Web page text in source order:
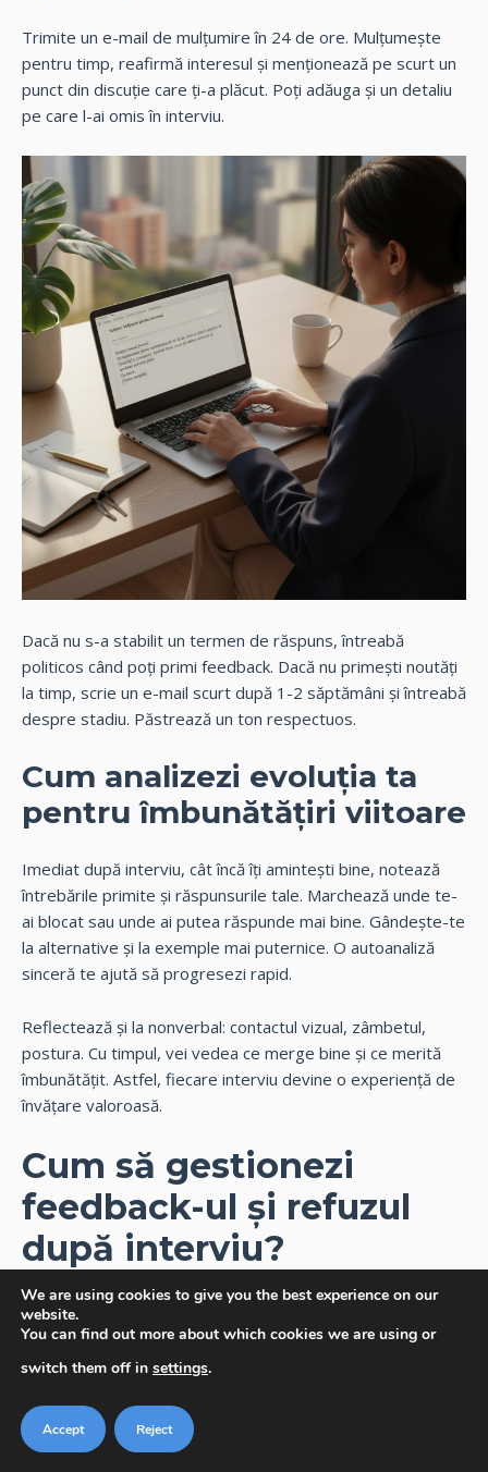
Trimite un e-mail de mulțumire în 24 de ore. Mulțumește
pentru timp, reafirmă interesul și menționează pe scurt un
punct din discuție care ți-a plăcut. Poți adăuga și un detaliu
pe care l-ai omis în interviu.
Dacă nu s-a stabilit un termen de răspuns, întreabă
politicos când poți primi feedback. Dacă nu primești noutăți
la timp, scrie un e-mail scurt după 1-2 săptămâni și întreabă
despre stadiu. Păstrează un ton respectuos.
Cum analizezi evoluția ta
pentru îmbunătățiri viitoare
Imediat după interviu, cât încă îți amintești bine, notează
întrebările primite și răspunsurile tale. Marchează unde te-
ai blocat sau unde ai putea răspunde mai bine. Gândește-te
la alternative și la exemple mai puternice. O autoanaliză
sinceră te ajută să progresezi rapid.
Reflectează și la nonverbal: contactul vizual, zâmbetul,
postura. Cu timpul, vei vedea ce merge bine și ce merită
îmbunătățit. Astfel, fiecare interviu devine o experiență de
învățare valoroasă.
Cum să gestionezi
feedback-ul și refuzul
după interviu?
Chiar dacă te pregătești bine, nu vei primi fiecare ofertă. E
normal pe piața muncii. Contează cum gestionezi feedback-
ul și un eventual refuz. O atitudine constructivă arată
Fiecare experiență, chiar și una în care nu ai reușit, te poate
We are using cookies to give you the best experience on our
website.
You can find out more about which cookies we are using or
switch them off in settings.
Accept Reject